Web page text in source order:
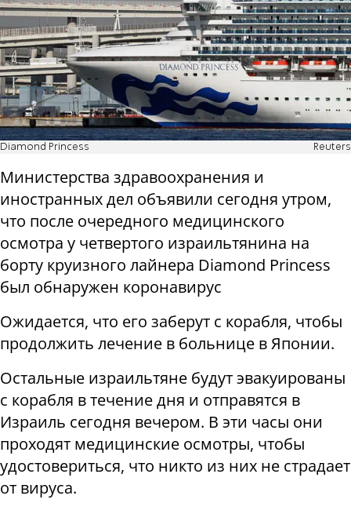
Diamond Princess Reuters
Министерства здравоохранения и
иностранных дел объявили сегодня утром,
что после очередного медицинского
осмотра у четвертого израильтянина на
борту круизного лайнера Diamond Princess
был обнаружен коронавирус
Ожидается, что его заберут с корабля, чтобы
продолжить лечение в больнице в Японии.
Остальные израильтяне будут эвакуированы
с корабля в течение дня и отправятся в
Израиль сегодня вечером. В эти часы они
проходят медицинские осмотры, чтобы
удостовериться, что никто из них не страдает
от вируса.